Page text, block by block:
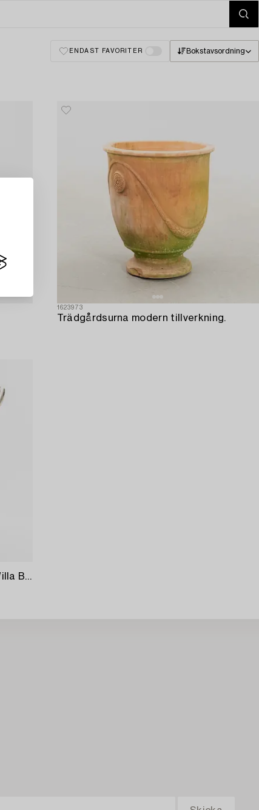
ENDAST FAVORITER Bokstavsordning
1623973
Trädgårdsurna modern tillverkning.
Vikkylare "Culinary Concepts" för Villa Balsvik modern tillverkning.